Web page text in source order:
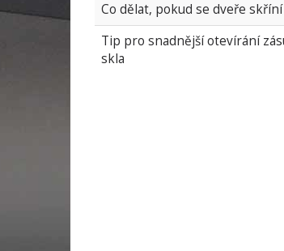
Co dělat, pokud se dveře
Tip pro snadnější otevírání
skla